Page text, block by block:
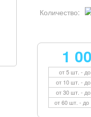
Количество:
1
от 5 шт. -
от 10 шт. -
от 30 шт. -
от 60 шт. - до